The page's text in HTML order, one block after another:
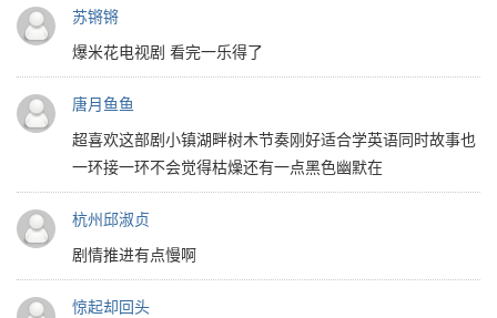
苏锵锵
爆米花电视剧 看完一乐得了
唐月鱼鱼
超喜欢这部剧小镇湖畔树木节奏刚好适合学英语同时故事也
一环接一环不会觉得枯燥还有一点黑色幽默在
杭州邱淑贞
剧情推进有点慢啊
惊起却回头